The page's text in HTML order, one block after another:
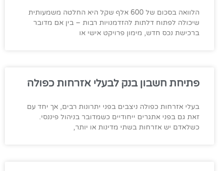
הלוואה בסכום של 600 אלף שקל היא החלטה משמעותית
שיכולה לפתוח דלתות להזדמנויות רבות – בין אם מדובר
ברכישת נכס חדש, מימון פרויקט אישי או
פתיחת חשבון בנק לבעלי אזרחות כפולה
בעלי אזרחות כפולה ניצבים בפני יתרונות רבים, אך יחד עם
זאת גם בפני אתגרים ייחודיים כשמדובר בניהול פיננסי.
כשלאדם יש אזרחות בשתי מדינות או יותר,